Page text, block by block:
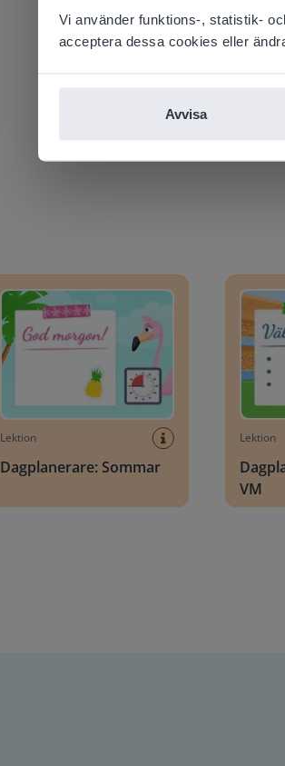
Vi använder funktions-, statistik-
acceptera dessa cookies eller
Avvisa
Lektion
Dagplanerare: Sommar
Lektion
VM
English